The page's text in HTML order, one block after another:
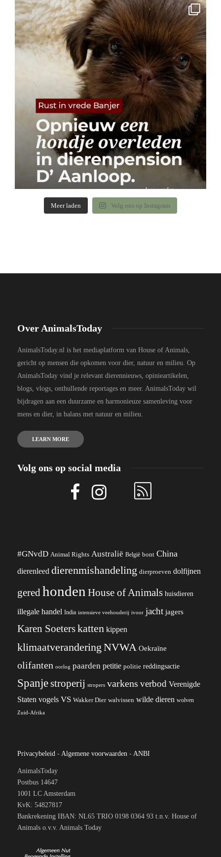
Meer laden Volg ons op Instagram
Over AnimalsToday
AnimalsToday.nl is het mediaplatform van House of Animals,
gericht op mensen die opkomen voor dier, natuur en milieu. Op
AnimalsToday vind je relevant dierennieuws, opinieartikelen,
blogs, vlogs, onthullende reportages en meer. AnimalsToday wil
bijdragen aan een duurzame en harmonieuze samenleving voor
mens en dier, in balans met natuur en milieu.
LEARN MORE
Volg ons op social media
#GNvdD Animal Rights Australië België bont China
dierenleed dierenmishandeling dierproeven dolfijnen
gered honden House of Animals huisdieren
illegale handel India intensieve veehouderij ivoor jacht jagers
Karen Soeterskatten kippen
klimaatverandering NVWA Oekraïne
olifanten oorlog paarden petitie politie reddingsactie
Spanjestroperij stropers varkens verbod Verenigde
Staten vogels VS Wakker Dier walvissen wilde dieren wolven
Zuid-Afrika
Privacybeleid - Algemene voorwaarden - ANBI
AnimalsToday
Postbus 14647
1001 LC Amsterdam
KvK: 54827817
Bankrekening IBAN: NL65 TRIO 0198 0364 93 t.n.v. House of
Animals o.v.v. Animals Today